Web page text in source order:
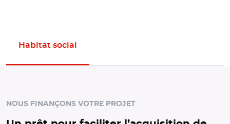
Habitat social
NOUS FINANÇONS VOTRE PROJET